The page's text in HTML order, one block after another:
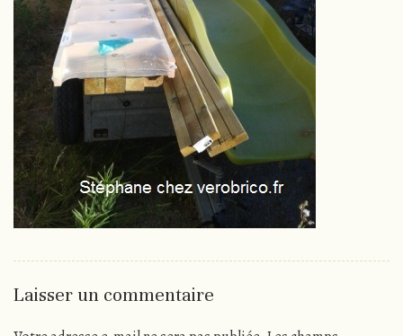
Laisser un commentaire